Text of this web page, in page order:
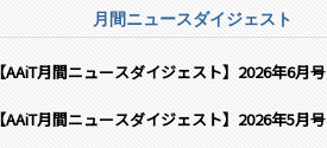
月間ニュースダイジェスト
【AAiT月間ニュースダイジェスト】2026年6月号
【AAiT月間ニュースダイジェスト】2026年5月号